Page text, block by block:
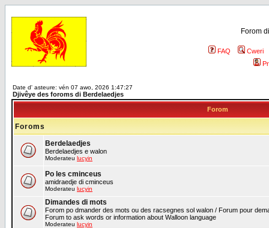
Forom
FAQ
Cweri
Date d' asteure: vén 07 awo, 2026 1:47:27
Djivêye des foroms di Berdelaedjes
Forom
Foroms
Berdelaedjes
Berdelaedjes e walon
Moderateu lucyin
Po les cminceus
amidraedje di cminceus
Moderateu lucyin
Dimandes di mots
Forom po dmander des mots ou des racsegnes sol walon / Forum pour
Forum to ask words or information about Walloon language
Moderateu lucyin